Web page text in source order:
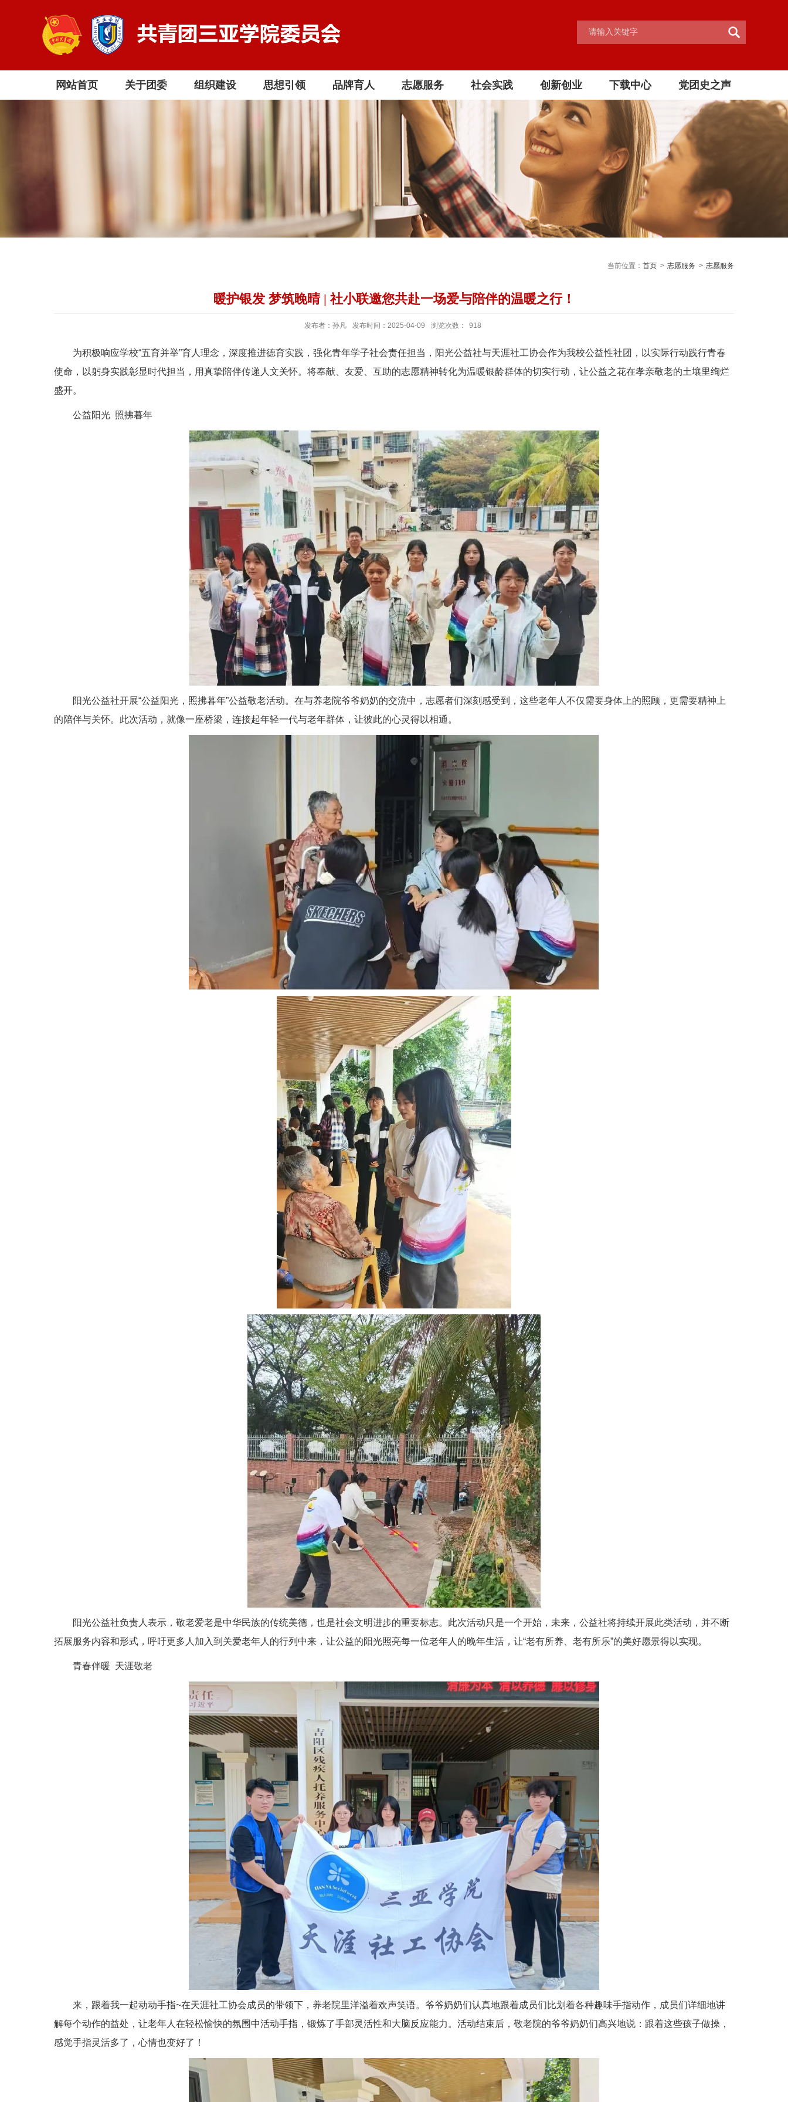
网站首页 关于团委 组织建设 思想引领 品牌育人 志愿服务 社会实践 创新创业 下载中心 党团史之声
当前位置： 首页 > 志愿服务 > 志愿服务
暖护银发 梦筑晚晴 | 社小联邀您共赴一场爱与陪伴的温暖之行！
发布者：孙凡 发布时间：2025-04-09 浏览次数： 918
为积极响应学校“五育并举”育人理念，深度推进德育实践，强化青年学子社会责任担当，阳光公益社与天涯社工协会作为我校公益性社团，以实际行动践行青春
使命，以躬身实践彰显时代担当，用真挚陪伴传递人文关怀。将奉献、友爱、互助的志愿精神转化为温暖银龄群体的切实行动，让公益之花在孝亲敬老的土壤里绚烂
盛开。
公益阳光 照拂暮年
阳光公益社开展“公益阳光，照拂暮年”公益敬老活动。在与养老院爷爷奶奶的交流中，志愿者们深刻感受到，这些老年人不仅需要身体上的照顾，更需要精神上
的陪伴与关怀。此次活动，就像一座桥梁，连接起年轻一代与老年群体，让彼此的心灵得以相通。
阳光公益社负责人表示，敬老爱老是中华民族的传统美德，也是社会文明进步的重要标志。此次活动只是一个开始，未来，公益社将持续开展此类活动，并不断
拓展服务内容和形式，呼吁更多人加入到关爱老年人的行列中来，让公益的阳光照亮每一位老年人的晚年生活，让“老有所养、老有所乐”的美好愿景得以实现。
青春伴暖 天涯敬老
来，跟着我一起动动手指~在天涯社工协会成员的带领下，养老院里洋溢着欢声笑语。爷爷奶奶们认真地跟着成员们比划着各种趣味手指动作，成员们详细地讲
解每个动作的益处，让老年人在轻松愉快的氛围中活动手指，锻炼了手部灵活性和大脑反应能力。活动结束后，敬老院的爷爷奶奶们高兴地说：跟着这些孩子做操，
感觉手指灵活多了，心情也变好了！